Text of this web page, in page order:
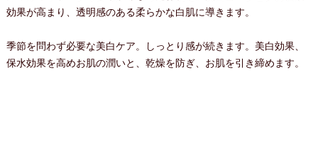
効果が高まり、透明感のある柔らかな白肌に導きます。
季節を問わず必要な美白ケア。しっとり感が続きます。美白効果、
保水効果を高めお肌の潤いと、乾燥を防ぎ、お肌を引き締めます。